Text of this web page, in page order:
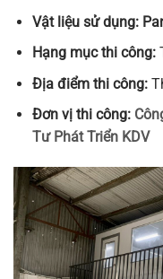
Vật liệu sử dụng:
Hạng mục thi công:
Địa điểm thi công:
Đơn vị thi công:
Tư Phát Triển KDV